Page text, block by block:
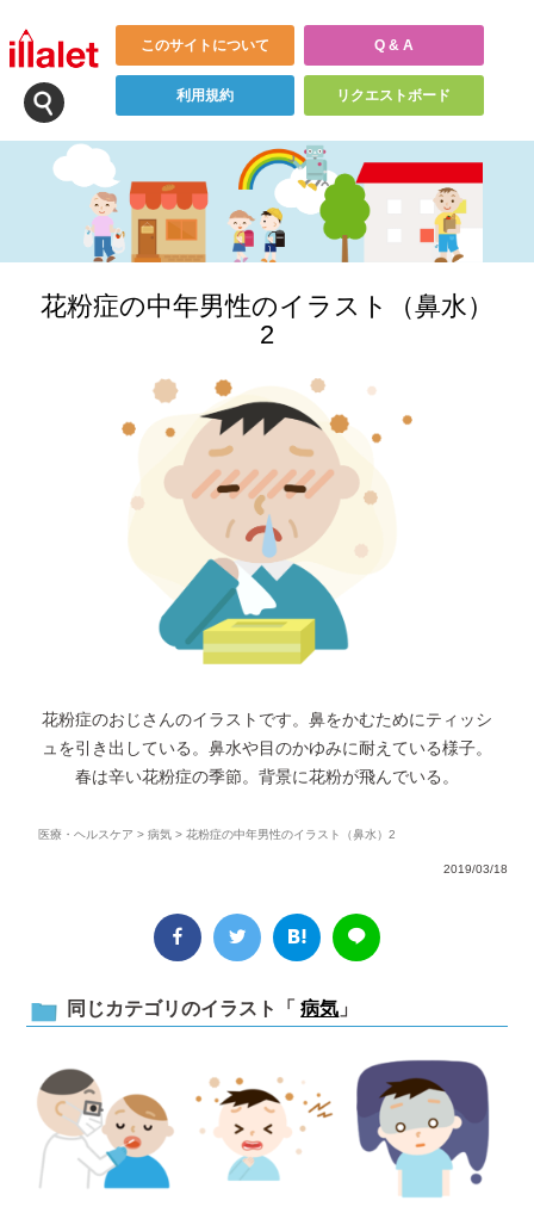
このサイトについて Q & A
利用規約 リクエストボード
花粉症の中年男性のイラスト（鼻水）
2
花粉症のおじさんのイラストです。鼻をかむためにティッシ
ュを引き出している。鼻水や目のかゆみに耐えている様子。
春は辛い花粉症の季節。背景に花粉が飛んでいる。
医療・ヘルスケア >病気 > 花粉症の中年男性のイラスト（鼻水）2
2019/03/18
同じカテゴリのイラスト「 病気 」